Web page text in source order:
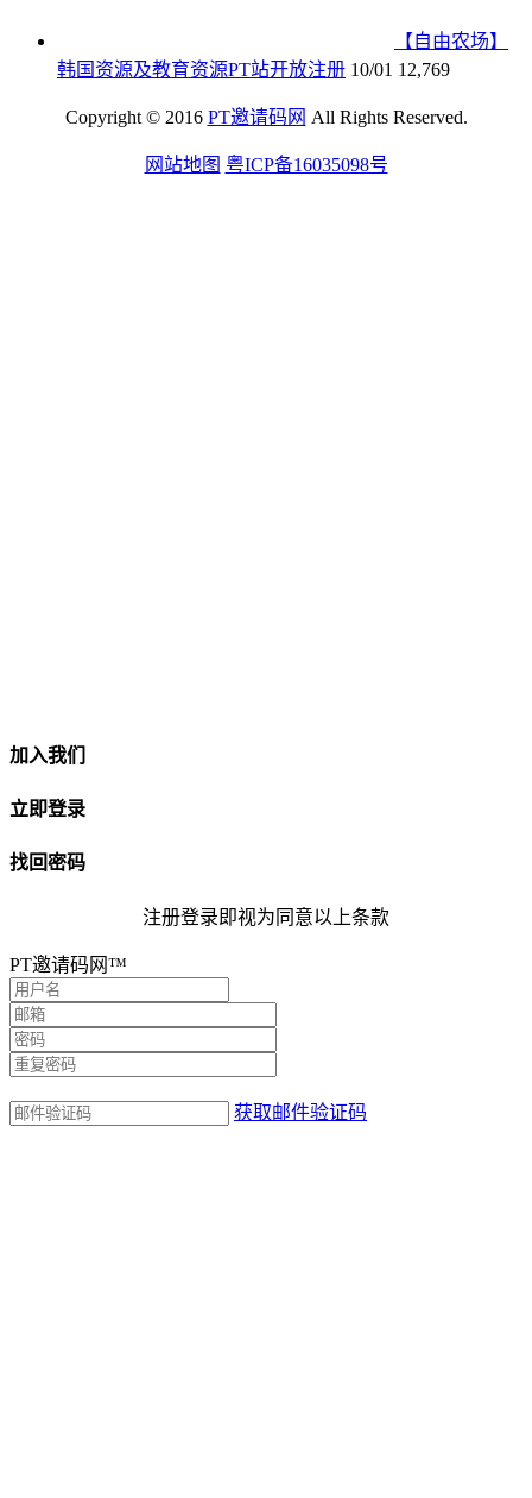
【自由农场】
韩国资源及教育资源PT站开放注册 10/01 12,769
Copyright © 2016 PT邀请码网 All Rights Reserved.
网站地图 粤ICP备16035098号
加入我们
立即登录
找回密码
注册登录即视为同意以上条款
PT邀请码网™
获取邮件验证码